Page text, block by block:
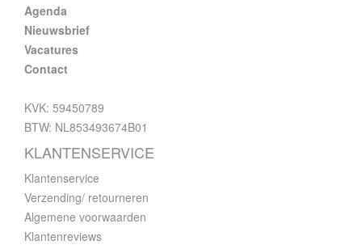
Agenda
Nieuwsbrief
Vacatures
Contact
KVK: 59450789
BTW: NL853493674B01
KLANTENSERVICE
Klantenservice
Verzending/ retourneren
Algemene voorwaarden
Klantenreviews